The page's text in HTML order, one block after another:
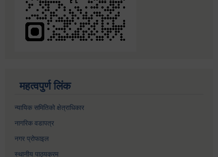
महत्वपुर्ण लिंक
न्यायिक समितिको क्षेत्राधिकार
नागरिक वडापत्र
नगर प्रोफाइल
स्थानीय पाठ्यक्रम